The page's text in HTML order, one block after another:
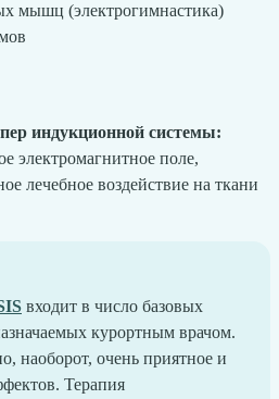
мышц (электрогимнастика)
индукционной системы:
электромагнитное поле,
лечебное воздействие на ткани
входит в число базовых
курортным врачом.
наоборот, очень приятное и
Терапия